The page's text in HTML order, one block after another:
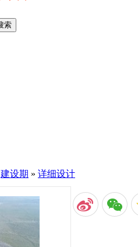
建设期 » 详细设计